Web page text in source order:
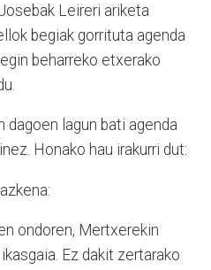
Leireri ariketa
begiak gorrituta agenda
beharreko etxerako
dagoen lagun bati agenda
Honako hau irakurri dut:
ondoren, Mertxerekin
Ez dakit zertarako